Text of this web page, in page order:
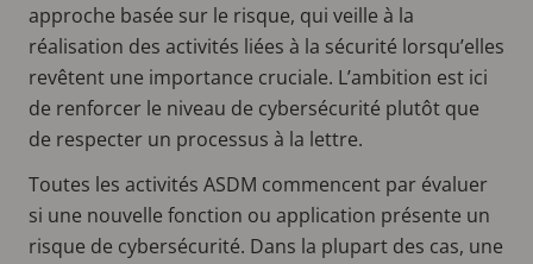
approche basée sur le risque, qui veille à la
réalisation des activités liées à la sécurité lorsqu’elles
revêtent une importance cruciale. L’ambition est ici
de renforcer le niveau de cybersécurité plutôt que
de respecter un processus à la lettre.
Toutes les activités ASDM commencent par évaluer
si une nouvelle fonction ou application présente un
risque de cybersécurité. Dans la plupart des cas, une